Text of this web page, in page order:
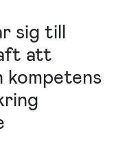
sig till
att
kompetens